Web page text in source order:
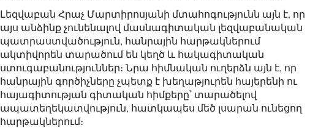
Լեզվաբան Հրաչ Մարտիրոսյանի մտահոգությունն այն է, որ
այս անձինք չունենալով մասնագիտական լեզվաբանական
պատրաստվածություն, հանրային հարթակներում
ակտիվորեն տարածում են կեղծ և հակագիտական
ստուգաբանություններ։ Նրա հիմնական ուղերձն այն է, որ
հանրային գործիչները չպետք է խեղաթյուրեն հայերենի ու
հայագիտության գիտական հիմքերը՝ տարածելով
ապատեղեկատվություն, հատկապես մեծ լսարան ունեցող
հարթակներում։